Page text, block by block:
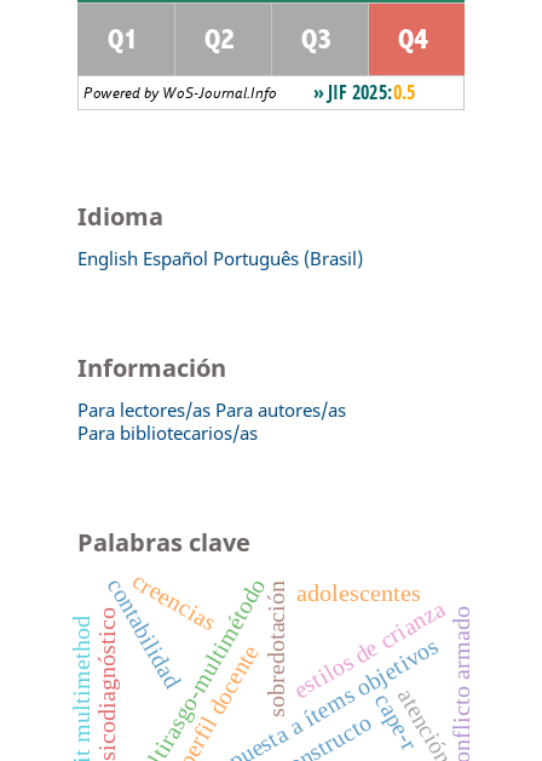
Idioma
English Español Português (Brasil)
Información
Para lectores/as Para autores/as
Para bibliotecarios/as
Palabras clave
multirasgo-multimétodo
contabilidad sobredotación
psicodiagnóstico estilos de crianza
adolescentes
creencias
perfil docente cape-r
atenciónconflicto armado